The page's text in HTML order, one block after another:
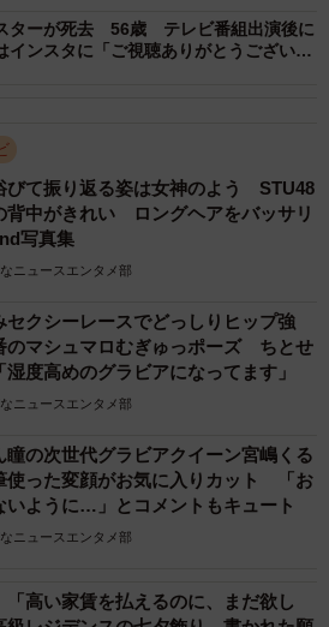
ターが死去 56歳 テレビ番組出演後に
ンスタに「ご視聴ありがとうございま
びて振り返る姿は女神のよう STU48
背中がきれい ロングヘアをバッサリ
写真集
ニュースエンタメ部
セクシーレースでどっしりヒップ強
マシュマロむぎゅっポーズ ちとせ
湿度高めのグラビアになってます」
ニュースエンタメ部
瞳の次世代グラビアクイーン宮嶋くる
った変顔がお気に入りカット 「お
いように…」とコメントもキュート
ニュースエンタメ部
「高い家賃を払えるのに、まだ欲し